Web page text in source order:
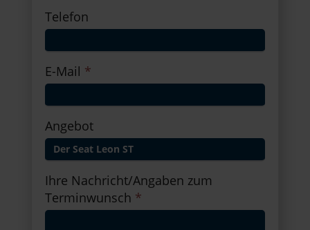
Telefon
E-Mail *
Angebot
Ihre Nachricht/Angaben zum
Terminwunsch *